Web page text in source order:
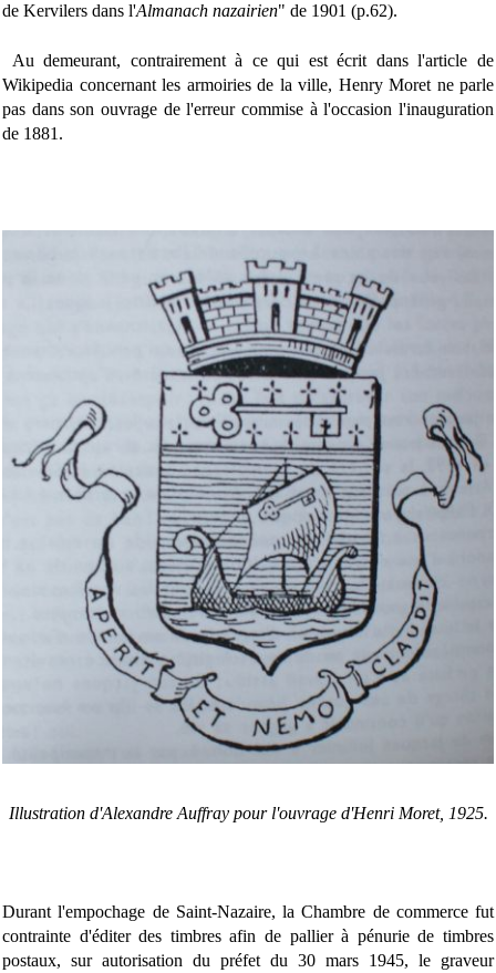
de Kervilers dans l'Almanach nazairien" de 1901 (p.62).
Au demeurant, contrairement à ce qui est écrit dans l'article de
Wikipedia concernant les armoiries de la ville, Henry Moret ne parle
pas dans son ouvrage de l'erreur commise à l'occasion l'inauguration
de 1881.
Illustration d'Alexandre Auffray pour l'ouvrage d'Henri Moret, 1925.
Durant l'empochage de Saint-Nazaire, la Chambre de commerce fut
contrainte d'éditer des timbres afin de pallier à pénurie de timbres
postaux, sur autorisation du préfet du 30 mars 1945, le graveur